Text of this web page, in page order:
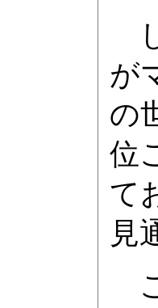
が
の
位
て
見